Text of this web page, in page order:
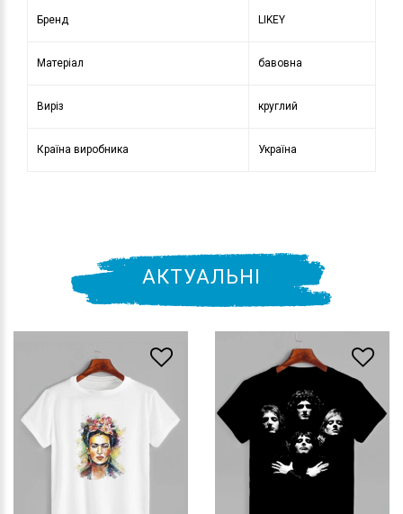
Бренд LIKEY
Матеріал бавовна
Виріз круглий
Країна виробника Україна
АКТУАЛЬНІ